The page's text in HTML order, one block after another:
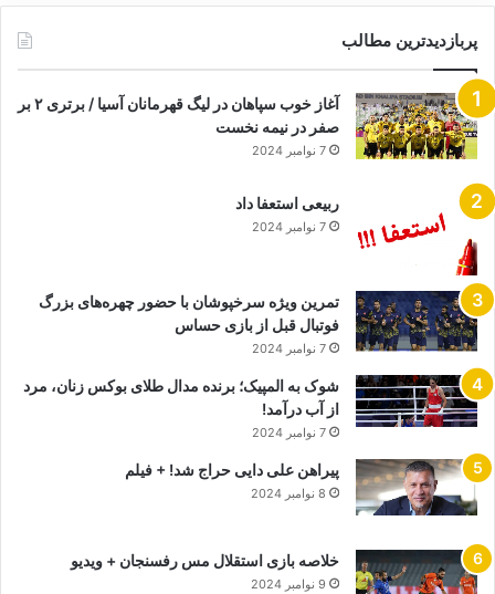
پربازدیدترین مطالب
آغاز خوب سپاهان در لیگ قهرمانان آسیا / برتری ۲ بر
صفر در نیمه نخست
7 نوامبر 2024
ربیعی استعفا داد
7 نوامبر 2024
تمرین ویژه سرخپوشان با حضور چهره‌های بزرگ
فوتبال قبل از بازی حساس
7 نوامبر 2024
شوک به المپیک؛ برنده مدال طلای بوکس زنان، مرد
از آب درآمد!
7 نوامبر 2024
پیراهن علی دایی حراج شد! + فیلم
8 نوامبر 2024
خلاصه بازی استقلال مس رفسنجان + ویدیو
9 نوامبر 2024